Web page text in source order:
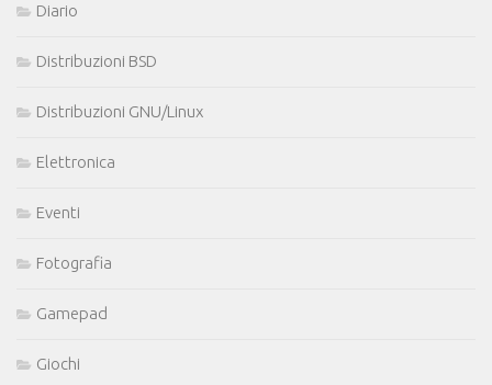
Diario
Distribuzioni BSD
Distribuzioni GNU/Linux
Elettronica
Eventi
Fotografia
Gamepad
Giochi